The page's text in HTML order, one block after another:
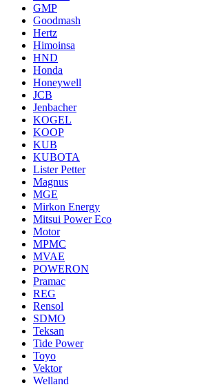
GMP
Goodmash
Hertz
Himoinsa
HND
Honda
Honeywell
JCB
Jenbacher
KOGEL
KOOP
KUB
KUBOTA
Lister Petter
Magnus
MGE
Mirkon Energy
Mitsui Power Eco
Motor
MPMC
MVAE
POWERON
Pramac
REG
Rensol
SDMO
Teksan
Tide Power
Toyo
Vektor
Welland